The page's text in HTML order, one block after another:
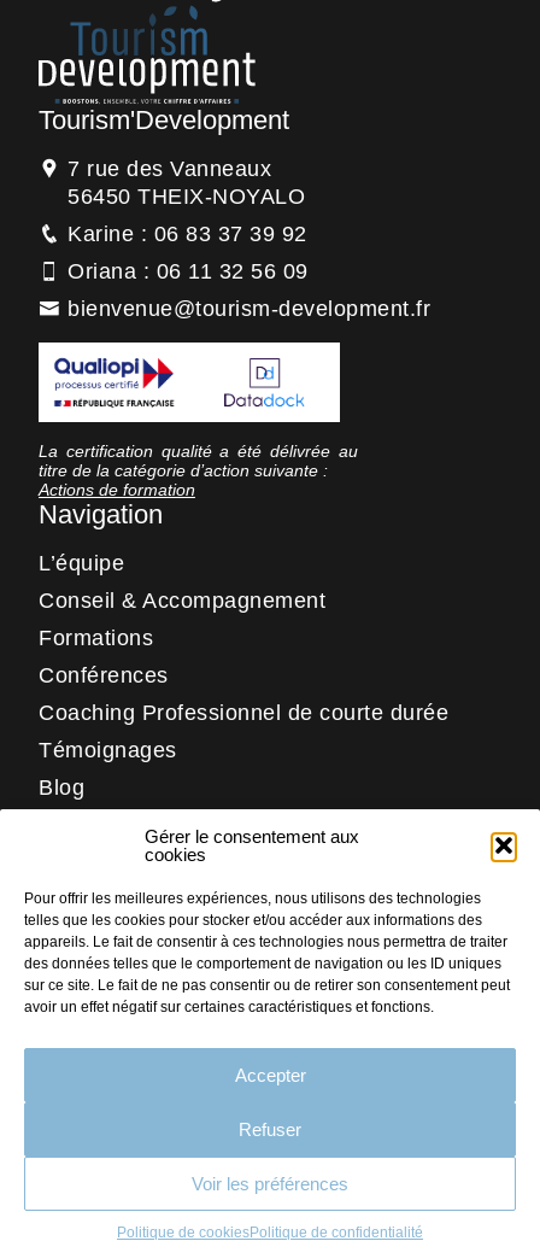
Gérer le consentement aux
cookies
Pour offrir les meilleures expériences, nous utilisons des technologies
telles que les cookies pour stocker et/ou accéder aux informations des
appareils. Le fait de consentir à ces technologies nous permettra de traiter
des données telles que le comportement de navigation ou les ID uniques
sur ce site. Le fait de ne pas consentir ou de retirer son consentement peut
avoir un effet négatif sur certaines caractéristiques et fonctions.
Accepter
Refuser
Voir les préférences
Politique de cookiesPolitique de confidentialité
Tourism'Development
7 rue des Vanneaux
56450 THEIX-NOYALO
Karine : 06 83 37 39 92
Oriana : 06 11 32 56 09
bienvenue@tourism-development.fr
La certification qualité a été délivrée au
titre de la catégorie d’action suivante :
Actions de formation
Navigation
L’équipe
Conseil & Accompagnement
Formations
Conférences
Coaching Professionnel de courte durée
Témoignages
Blog
LinkedIn
Facebook
Instagram
PLAN DU SITE
MENTIONS LÉGALES
CRÉDITS
CONTACTFaites nous part
de votre projet